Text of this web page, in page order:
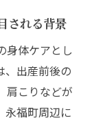
けるメリ
る理由
を比較表
される背景
身体ケアとし
、出産前後の
肩こりなどが
永福町周辺に